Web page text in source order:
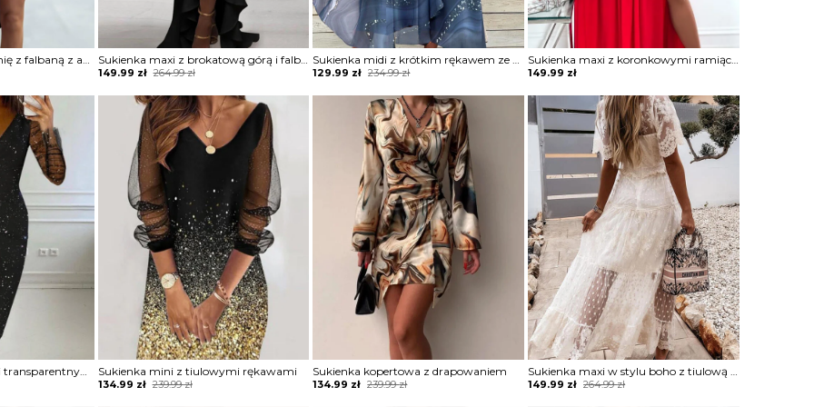
Sukienka na jedno ramię z falbaną z asymetrycznym dołem Sukienka maxi z brokatową górą i falbaną
264.99zł
Original
was:
264.99 zł.
149.99 zł
Current
is:
149.99 zł.
Sukienka midi z krótkim rękawem ze zwiewnego materiału
234.99zł
Original
was:
129.99 zł
Current
is:
Sukienka maxi z koronkowymi ramiączkami
149.99 zł
Sukienka z brokatem i transparentnymi rękawami Sukienka mini z tiulowymi rękawami
239.99zł
Original
134.99 zł
Current
Sukienka kopertowa z drapowaniem
239.99zł
Original
134.99 zł
Current
Sukienka maxi w stylu boho z tiulową warstwą
264.99zł
Original
149.99 zł
Current